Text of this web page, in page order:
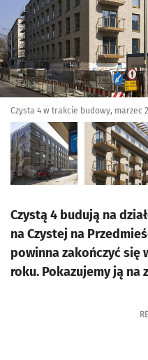
Czysta 4 w trakcie budowy, marzec
Czystą 4 budują na
na Czystej na
powinna zakończyć się
roku. Pokazujemy ją na